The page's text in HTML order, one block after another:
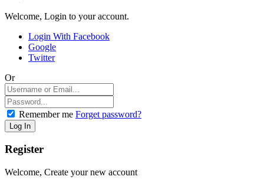
Welcome, Login to your account.
Login With Facebook
Google
Twitter
Or
Remember me Forget password?
Register
Welcome, Create your new account